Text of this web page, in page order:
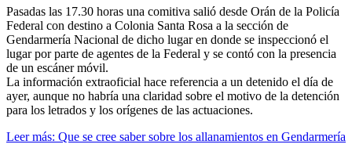
Pasadas las 17.30 horas una comitiva salió desde Orán de la Policía
Federal con destino a Colonia Santa Rosa a la sección de
Gendarmería Nacional de dicho lugar en donde se inspeccionó el
lugar por parte de agentes de la Federal y se contó con la presencia
de un escáner móvil.
La información extraoficial hace referencia a un detenido el día de
ayer, aunque no habría una claridad sobre el motivo de la detención
para los letrados y los orígenes de las actuaciones.
Leer más: Que se cree saber sobre los allanamientos en Gendarmería